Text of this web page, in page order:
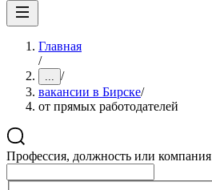
Главная
/
... /
вакансии в Бирске/
от прямых работодателей
Профессия, должность или компания